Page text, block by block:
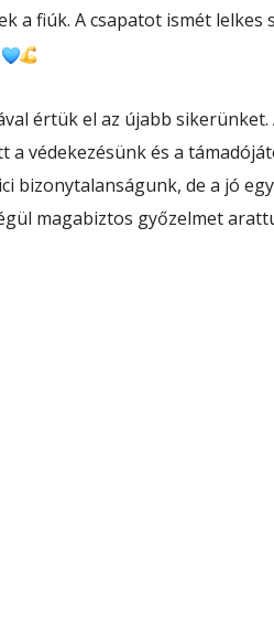
a fiúk. A csapatot ismét
értük el az újabb
védekezésünk és a
bizonytalanságunk, de a jó
magabiztos győzelmet